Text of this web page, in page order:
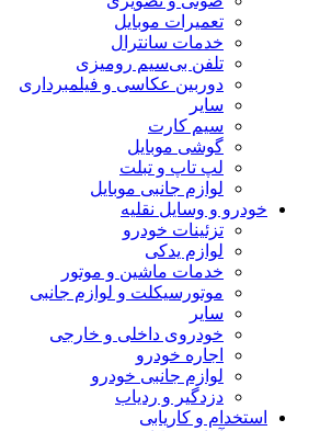
تعمیرات موبایل
خدمات سانترال
تلفن بی‌سیم رومیزی
دوربین عکاسی و فیلمبرداری
سایر
سیم کارت
گوشی موبایل
لپ تاپ و تبلت
لوازم جانبی موبایل
خودرو و وسایل نقلیه
تزئینات خودرو
لوازم یدکی
خدمات ماشین و موتور
موتورسیکلت و لوازم جانبی
سایر
خودروی داخلی و خارجی
اجاره خودرو
لوازم جانبی خودرو
دزدگیر و ردیاب
استخدام و کاریابی